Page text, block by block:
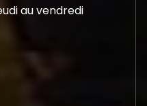
au vendredi